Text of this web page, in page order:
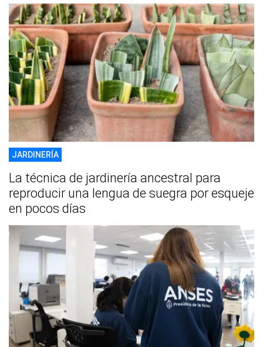
JARDINERÍA
La técnica de jardinería ancestral para
reproducir una lengua de suegra por esqueje
en pocos días